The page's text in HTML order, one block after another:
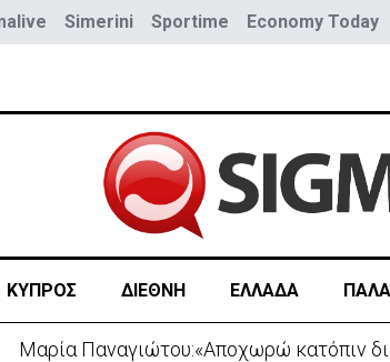
Simerini Sportime Economy Today
ΚΥΠΡΟΣ ΔΙΕΘΝΗ ΕΛΛΑΔΑ
Χειροπέδες σε 37χρονο-Παρίστανε τον